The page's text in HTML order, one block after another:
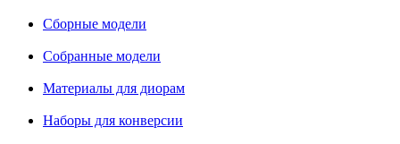
Сборные модели
Собранные модели
Материалы для диорам
Наборы для конверсии